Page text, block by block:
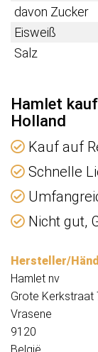
davon Zucker
Eisweiß
Salz
Hamlet
Holland
Kauf auf
Schnelle
Nicht gut,
Hersteller/
Hamlet nv
Grote Kerkstraat
Vrasene
9120